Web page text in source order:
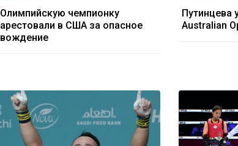
Олимпийскую чемпионку
арестовали в США за опасное
вождение
Путинцева
Australian